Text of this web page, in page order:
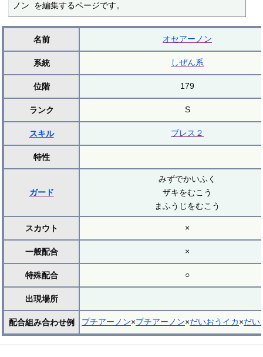
ノン を編集するページです。
名前 オセアーノン
系統 しぜん系
位階 179
ランク S
スキル ブレス２
特性
ガード
みずでかいふく
ザキをむこう
まふうじをむこう
スカウト ×
一般配合 ×
特殊配合 ○
出現場所
配合組み合わせ例 プチアーノン×プチアーノン×だいおうイカ×だい